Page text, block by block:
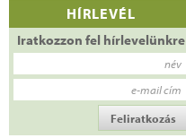
HÍRLEVÉL
Iratkozzon fel hírlevelünkre
név
e-mail cím